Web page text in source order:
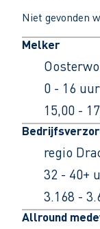
Niet gevonden
Melker
0 - 16 uur
15,00 -
regio
32 - 40+
3.168 -
Allround